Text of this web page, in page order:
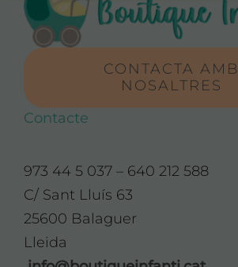
CONTACTA AMB
NOSALTRES
Contacte
973 44 5 037 – 640 212 588
C/ Sant Lluís 63
25600 Balaguer
Lleida